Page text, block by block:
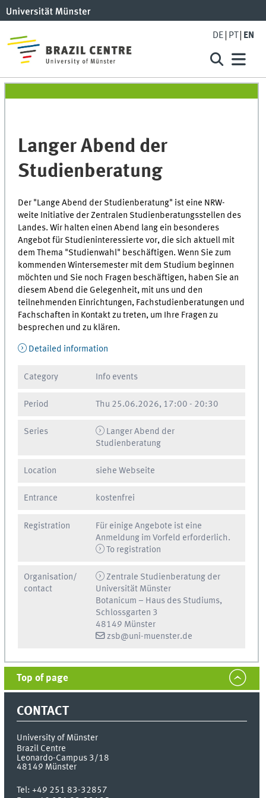
DE PT EN
Langer Abend der
Studienberatung
Der "Lange Abend der Studienberatung" ist eine NRW-
weite Initiative der Zentralen Studienberatungsstellen des
Landes. Wir halten einen Abend lang ein besonderes
Angebot für Studieninteressierte vor, die sich aktuell mit
dem Thema "Studienwahl" beschäftigen. Wenn Sie zum
kommenden Wintersemester mit dem Studium beginnen
möchten und Sie noch Fragen beschäftigen, haben Sie an
diesem Abend die Gelegenheit, mit uns und den
teilnehmenden Einrichtungen, Fachstudienberatungen und
Fachschaften in Kontakt zu treten, um Ihre Fragen zu
besprechen und zu klären.
Detailed information
Category Info events
Period Thu 25.06.2026, 17:00 - 20:30
Series
Langer Abend der
Studienberatung
Location siehe Webseite
Entrance kostenfrei
Registration
Für einige Angebote ist eine
Anmeldung im Vorfeld erforderlich.
To registration
Organisation/
contact
Zentrale Studienberatung der
Universität Münster
Botanicum – Haus des Studiums,
Schlossgarten 3
48149 Münster
zsb@uni-muenster.de
Top of page
CONTACT
University of Münster
Brazil Centre
Leonardo-Campus 3/18
48149 Münster
Tel:+49 251 83-32857